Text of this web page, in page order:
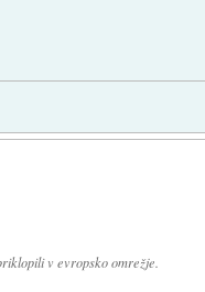
v evropsko omrežje.